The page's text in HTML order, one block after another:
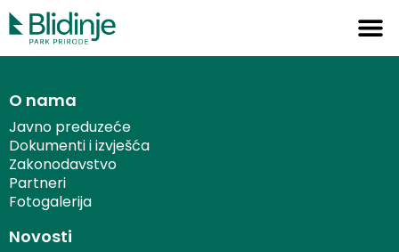
O nama
Javno preduzeće
Dokumenti i izvješća
Zakonodavstvo
Partneri
Fotogalerija
Novosti